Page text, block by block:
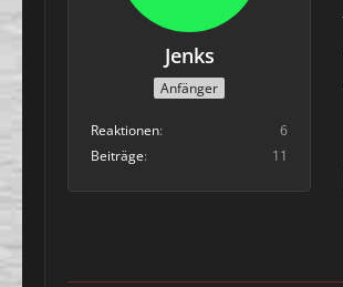
Jenks
Anfänger
Reaktionen
6
Beiträge
11